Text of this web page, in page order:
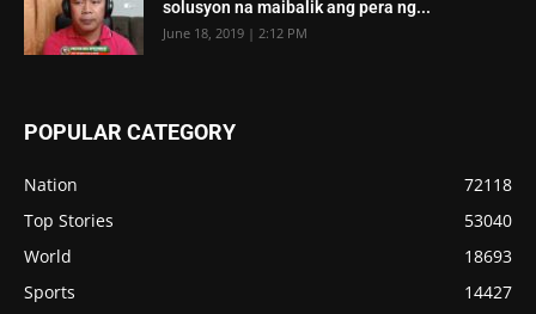
solusyon na maibalik ang pera ng...
June 18, 2019 | 2:12 PM
POPULAR CATEGORY
Nation
72118
Top Stories
53040
World
18693
Sports
14427